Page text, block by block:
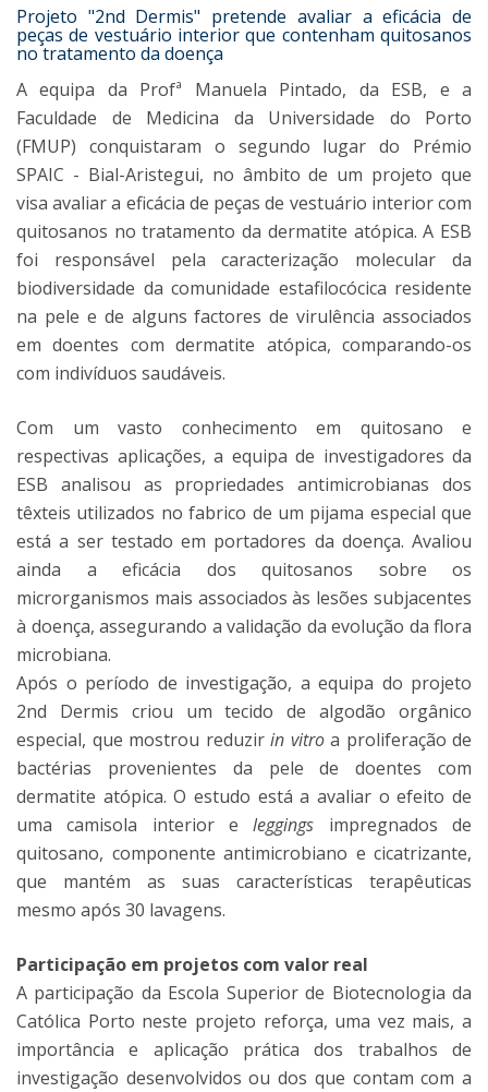
Projeto "2nd Dermis" pretende avaliar a eficácia de
peças de vestuário interior que contenham quitosanos
no tratamento da doença
A equipa da Profª Manuela Pintado, da ESB, e a
Faculdade de Medicina da Universidade do Porto
(FMUP) conquistaram o segundo lugar do Prémio
SPAIC - Bial-Aristegui, no âmbito de um projeto que
visa avaliar a eficácia de peças de vestuário interior com
quitosanos no tratamento da dermatite atópica. A ESB
foi responsável pela caracterização molecular da
biodiversidade da comunidade estafilocócica residente
na pele e de alguns factores de virulência associados
em doentes com dermatite atópica, comparando-os
com indivíduos saudáveis.
Com um vasto conhecimento em quitosano e
respectivas aplicações, a equipa de investigadores da
ESB analisou as propriedades antimicrobianas dos
têxteis utilizados no fabrico de um pijama especial que
está a ser testado em portadores da doença. Avaliou
ainda a eficácia dos quitosanos sobre os
microrganismos mais associados às lesões subjacentes
à doença, assegurando a validação da evolução da flora
microbiana.
Após o período de investigação, a equipa do projeto
2nd Dermis criou um tecido de algodão orgânico
especial, que mostrou reduzir in vitroa proliferação de
bactérias provenientes da pele de doentes com
dermatite atópica. O estudo está a avaliar o efeito de
uma camisola interior eleggings impregnados de
quitosano, componente antimicrobiano e cicatrizante,
que mantém as suas características terapêuticas
mesmo após 30 lavagens.
Participação em projetos com valor real
A participação da Escola Superior de Biotecnologia da
Católica Porto neste projeto reforça, uma vez mais, a
importância e aplicação prática dos trabalhos de
investigação desenvolvidos ou dos que contam com a